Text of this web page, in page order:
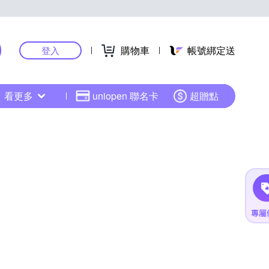
登入 購物車 帳號綁定送
看更多 uniopen 聯名卡 超贈點